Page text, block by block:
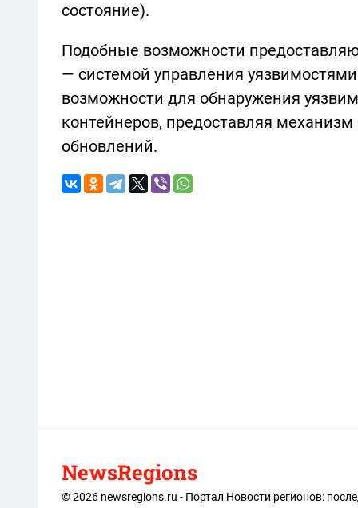
состояние).
Подобные возможности
— системой управления
возможности для обнаружения
контейнеров, предоставляя механизм
обновлений.
NewsRegions
© 2026 newsregions.ru - Портал Новости регионов: